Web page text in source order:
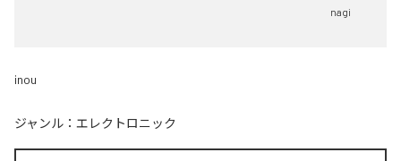
nagi
inou
ジャンル： エレクトロニック